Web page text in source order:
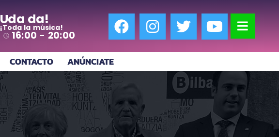
Uda da!
¡Toda la música!
access_time 16:00 - 20:00
CONTACTO ANÚNCIATE